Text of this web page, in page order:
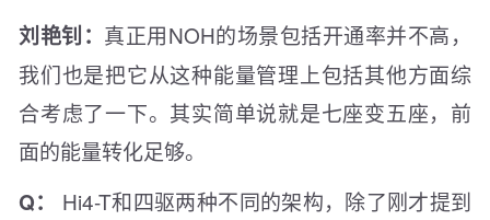
刘艳钊： 真正用NOH的场景包括开通率并不高，
我们也是把它从这种能量管理上包括其他方面综
合考虑了一下。其实简单说就是七座变五座，前
面的能量转化足够。
Q：
Hi4-T和四驱两种不同的架构，除了刚才提到